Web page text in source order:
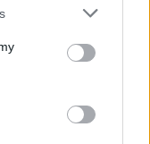
Google News
νέα